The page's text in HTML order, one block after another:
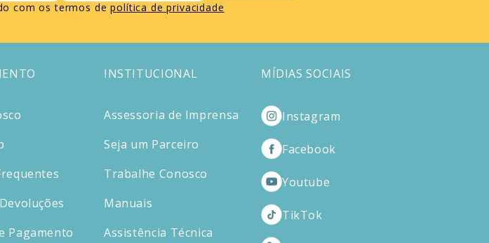
com os termos de política de privacidade
Pagamento
INSTITUCIONAL
Assessoria de Imprensa
Seja um Parceiro
Trabalhe Conosco
Manuais
Assistência Técnica
MÍDIAS SOCIAIS
Instagram
Facebook
Youtube
TikTok